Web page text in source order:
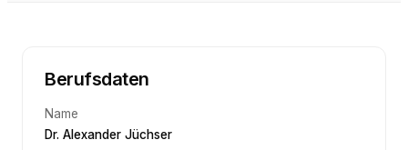
Berufsdaten
Name
Dr. Alexander Jüchser